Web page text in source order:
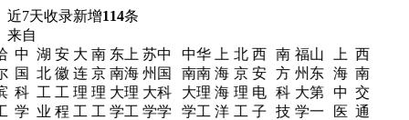
近7天收录新增114条
来自
中
国
科
学
湖
北
工
业
安
徽
工
程
大
连
理
工
南
京
理
工
东
南
大
学
上
海
理
工
苏
州
大
学
中
国
科
学
中
南
大
学
华
南
理
工
上
海
海
洋
北
京
理
工
西
安
电
子
南
方
科
技
福
州
大
学
山
东
第
一
上
海
中
医
西
南
交
通